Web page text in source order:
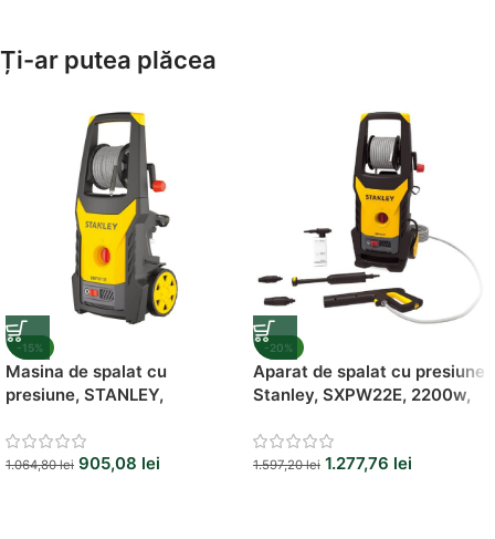
Suporți Hârtie Igenică
Vezi Oferta
Ți-ar putea plăcea
-15%
Masina de spalat cu
presiune, STANLEY,
1.064,80lei 905,08 lei
-20%
Aparat de spalat cu presiune
Stanley, SXPW22E, 2200w,
1.597,20lei 1.277,76 lei